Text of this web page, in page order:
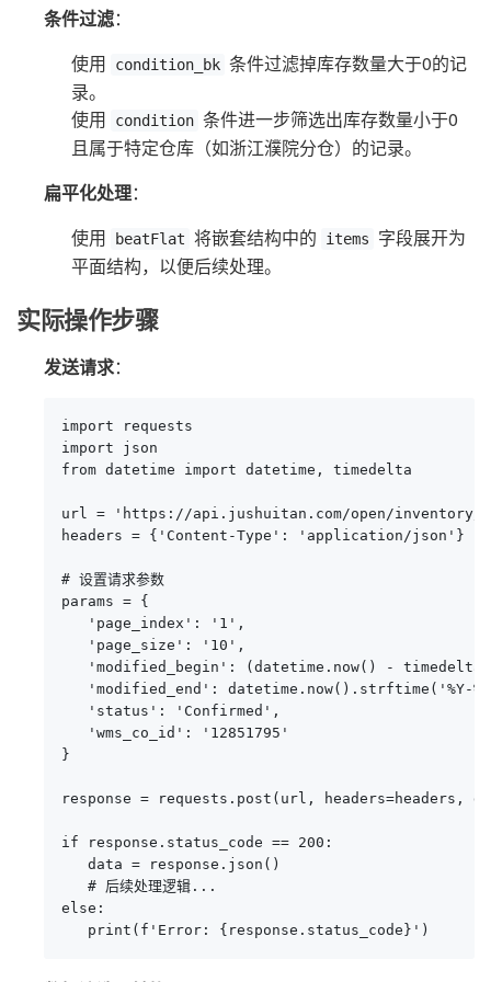
条件过滤：
使用
condition_bk 条件过滤掉库存数量大于0的记
录。
使用
condition 条件进一步筛选出库存数量小于0
且属于特定仓库（如浙江濮院分仓）的记录。
扁平化处理：
使用
beatFlat 将嵌套结构中的 items
字段展开为
平面结构，以便后续处理。
实际操作步骤
发送请求：
import requests
import json
from datetime import datetime, timedelta
url = 'https://api.jushuitan.com/open/inventory/
headers = {'Content-Type': 'application/json'}
# 设置请求参数
params = {
   'page_index': '1',
   'page_size': '10',
'modified_begin': (datetime.now() -
'modified_end': datetime.now().strftime('%Y-
   'status': 'Confirmed',
   'wms_co_id': '12851795'
}
response = requests.post(url, headers=headers,
if response.status_code == 200:
   data = response.json()
   # 后续处理逻辑...
else:
   print(f'Error: {response.status_code}')